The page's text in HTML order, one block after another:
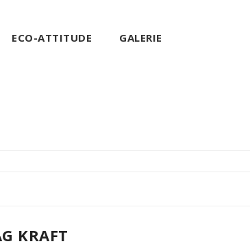
ECO-ATTITUDE GALERIE
KRAFT